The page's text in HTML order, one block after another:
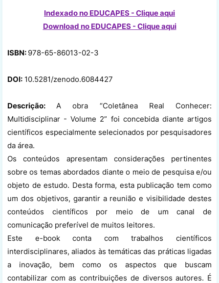
Indexado no EDUCAPES - Clique aqui
Download no EDUCAPES - Clique aqui
ISBN: 978-65-86013-02-3
DOI: 10.5281/zenodo.6084427
Descrição:A obra “Coletânea Real Conhecer:
Multidisciplinar - Volume 2” foi concebida diante artigos
científicos especialmente selecionados por pesquisadores
da área.
Os conteúdos apresentam considerações pertinentes
sobre os temas abordados diante o meio de pesquisa e/ou
objeto de estudo. Desta forma, esta publicação tem como
um dos objetivos, garantir a reunião e visibilidade destes
conteúdos científicos por meio de um canal de
comunicação preferível de muitos leitores.
Este e-book conta com trabalhos científicos
interdisciplinares, aliados às temáticas das práticas ligadas
a inovação, bem como os aspectos que buscam
contabilizar com as contribuições de diversos autores. É